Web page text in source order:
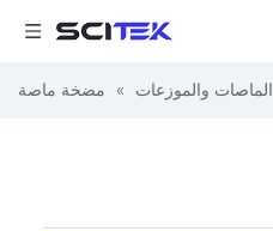
الماصات والموزعات » مضخة ماصة